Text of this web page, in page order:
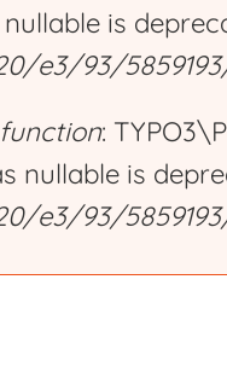
is
e3/93/
:
nullable is
e3/93/